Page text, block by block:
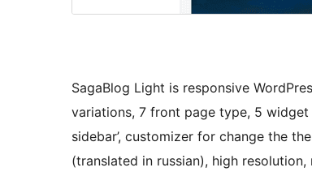
SagaBlog Light is responsive
variations, 7 front page type, 5 widget
sidebar’, customizer for change the
(translated in russian), high